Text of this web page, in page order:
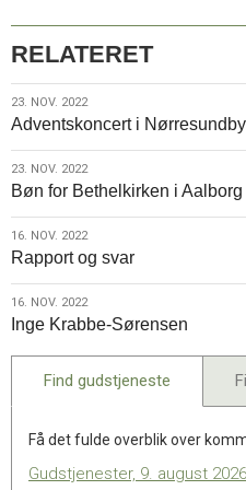
Nørresundby
RELATERET
23.
nov.
2022
23. NOV. 2022
Adventskoncert i Nørresundby
23.
nov.
2022
23. NOV. 2022
Bøn for Bethelkirken i Aalborg
16.
nov.
2022
16. NOV. 2022
Rapport og svar
16.
nov.
2022
16. NOV. 2022
Inge Krabbe-Sørensen
Find gudstjeneste
Få det fulde overblik over
Gudstjenester, 9. august 2026